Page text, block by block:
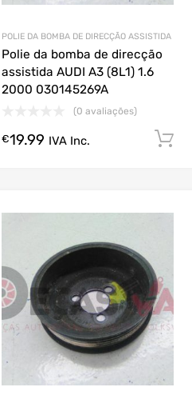
Agora!
POLIE DA BOMBA DE DIRECÇÃO ASSISTIDA
Polie da bomba de direcção
assistida AUDI A3 (8L1) 1.6
2000 030145269A
(0 avaliações)
€19.99 IVA Inc.